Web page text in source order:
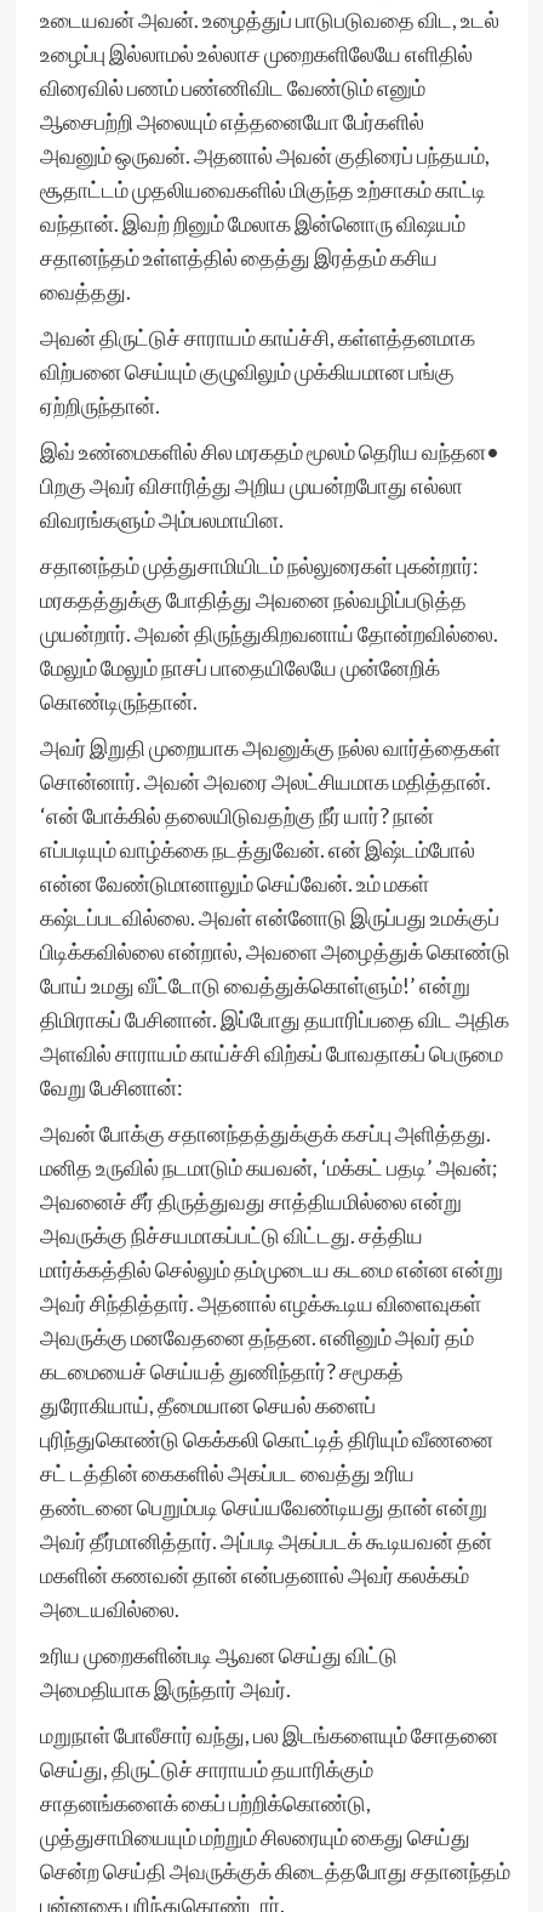
உடையவன் அவன். உழைத்துப் பாடுபடுவதை விட, உடல்
உழைப்பு இல்லாமல் உல்லாச முறைகளிலேயே எளிதில்
விரைவில் பணம் பண்ணிவிட வேண்டும் எனும்
ஆசைபற்றி அலையும் எத்தனையோ பேர்களில்
அவனும் ஒருவன். அதனால் அவன் குதிரைப் பந்தயம்,
சூதாட்டம் முதலியவைகளில் மிகுந்த உற்சாகம் காட்டி
வந்தான். இவற் றினும் மேலாக இன்னொரு விஷயம்
சதானந்தம் உள்ளத்தில் தைத்து இரத்தம் கசிய
வைத்தது.
அவன் திருட்டுச் சாராயம் காய்ச்சி, கள்ளத்தனமாக
விற்பனை செய்யும் குழுவிலும் முக்கியமான பங்கு
ஏற்றிருந்தான்.
இவ் உண்மைகளில் சில மரகதம் மூலம் தெரிய வந்தன•
பிறகு அவர் விசாரித்து அறிய முயன்றபோது எல்லா
விவரங்களும் அம்பலமாயின.
சதானந்தம் முத்துசாமியிடம் நல்லுரைகள் புகன்றார்:
மரகதத்துக்கு போதித்து அவனை நல்வழிப்படுத்த
முயன்றார். அவன் திருந்துகிறவனாய் தோன்றவில்லை.
மேலும் மேலும் நாசப் பாதையிலேயே முன்னேறிக்
கொண்டிருந்தான்.
அவர் இறுதி முறையாக அவனுக்கு நல்ல வார்த்தைகள்
சொன்னார். அவன் அவரை அலட்சியமாக மதித்தான்.
‘என் போக்கில் தலையிடுவதற்கு நீர் யார்? நான்
எப்படியும் வாழ்க்கை நடத்துவேன். என் இஷ்டம்போல்
என்ன வேண்டுமானாலும் செய்வேன். உம் மகள்
கஷ்டப்படவில்லை. அவள் என்னோடு இருப்பது உமக்குப்
பிடிக்கவில்லை என்றால், அவளை அழைத்துக் கொண்டு
போய் உமது வீட்டோடு வைத்துக்கொள்ளும்!’ என்று
திமிராகப் பேசினான். இப்போது தயாரிப்பதை விட அதிக
அளவில் சாராயம் காய்ச்சி விற்கப் போவதாகப் பெருமை
வேறு பேசினான்:
அவன் போக்கு சதானந்தத்துக்குக் கசப்பு அளித்தது.
மனித உருவில் நடமாடும் கயவன், ‘மக்கட் பதடி’ அவன்;
அவனைச் சீர் திருத்துவது சாத்தியமில்லை என்று
அவருக்கு நிச்சயமாகப்பட்டு விட்டது. சத்திய
மார்க்கத்தில் செல்லும் தம்முடைய கடமை என்ன என்று
அவர் சிந்தித்தார். அதனால் எழக்கூடிய விளைவுகள்
அவருக்கு மனவேதனை தந்தன. எனினும் அவர் தம்
கடமையைச் செய்யத் துணிந்தார்? சமூகத்
துரோகியாய், தீமையான செயல் களைப்
புரிந்துகொண்டு கெக்கலி கொட்டித் திரியும் வீணனை
சட் டத்தின் கைகளில் அகப்பட வைத்து உரிய
தண்டனை பெறும்படி செய்யவேண்டியது தான் என்று
அவர் தீர்மானித்தார். அப்படி அகப்படக் கூடியவன் தன்
மகளின் கணவன் தான் என்பதனால் அவர் கலக்கம்
அடையவில்லை.
உரிய முறைகளின்படி ஆவன செய்து விட்டு
அமைதியாக இருந்தார் அவர்.
மறுநாள் போலீசார் வந்து, பல இடங்களையும் சோதனை
செய்து, திருட்டுச் சாராயம் தயாரிக்கும்
சாதனங்களைக் கைப் பற்றிக்கொண்டு,
முத்துசாமியையும் மற்றும் சிலரையும் கைது செய்து
சென்ற செய்தி அவருக்குக் கிடைத்தபோது சதானந்தம்
புன்னகை புரிந்துகொண்டார்.